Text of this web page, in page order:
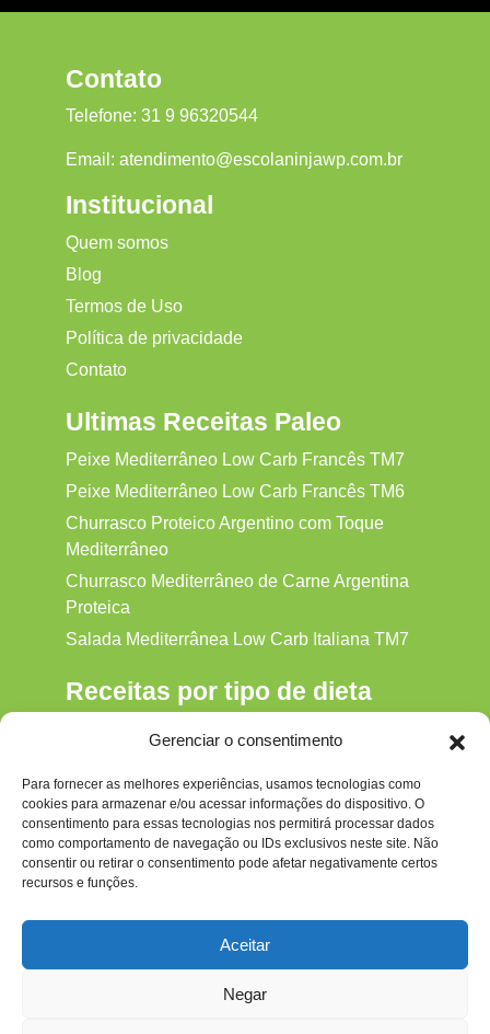
Gerenciar o consentimento
Para fornecer as melhores experiências, usamos tecnologias como
cookies para armazenar e/ou acessar informações do dispositivo. O
consentimento para essas tecnologias nos permitirá processar dados
como comportamento de navegação ou IDs exclusivos neste site. Não
consentir ou retirar o consentimento pode afetar negativamente certos
recursos e funções.
Aceitar
Negar
Contato
Telefone: 31 9 96320544
Email: atendimento@escolaninjawp.com.br
Institucional
Quem somos
Blog
Termos de Uso
Política de privacidade
Contato
Ultimas Receitas Paleo
Peixe Mediterrâneo Low Carb Francês TM7
Peixe Mediterrâneo Low Carb Francês TM6
Churrasco Proteico Argentino com Toque
Mediterrâneo
Churrasco Mediterrâneo de Carne Argentina
Proteica
Salada Mediterrânea Low Carb Italiana TM7
Receitas por tipo de dieta
Gluten‑free
Hipocalórica
Low Carb
Nenhum
Paleo